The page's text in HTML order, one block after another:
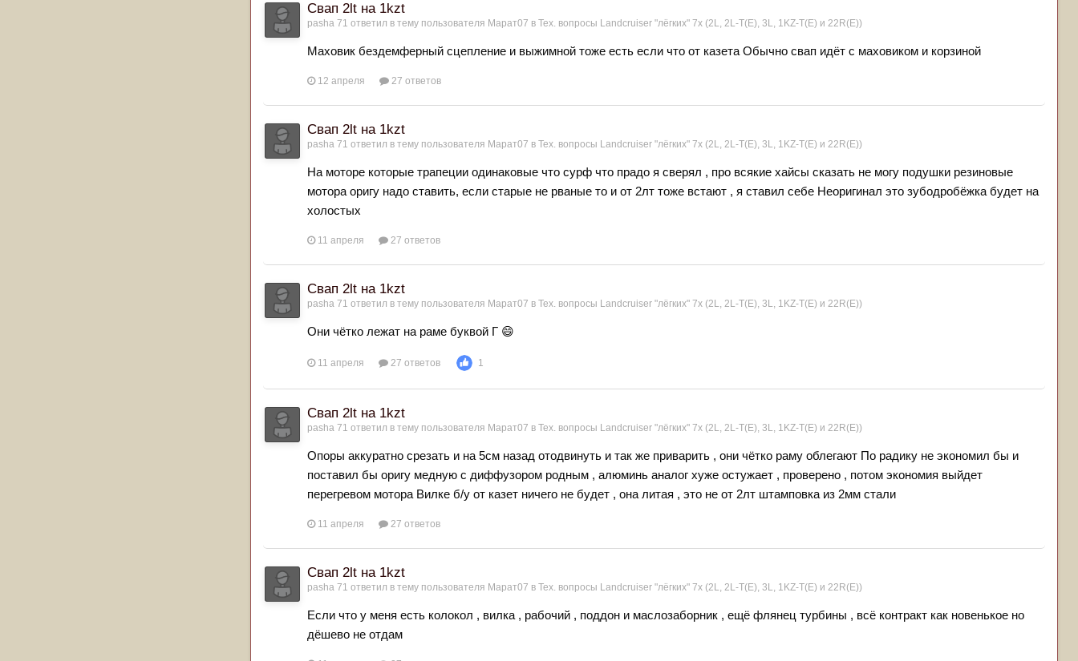
Свап 2lt на 1kzt
pasha 71 ответил в тему пользователя Марат07 в Тех. вопросы Landcruiser "лёгких" 7x (2L, 2L-T(Е), 3L, 1KZ-T(E) и 22R(Е))
Маховик бездемферный сцепление и выжимной тоже есть если что от казета Обычно свап идёт с маховиком и корзиной
12 апреля 27 ответов
Свап 2lt на 1kzt
pasha 71 ответил в тему пользователя Марат07 в Тех. вопросы Landcruiser "лёгких" 7x (2L, 2L-T(Е), 3L, 1KZ-T(E) и 22R(Е))
На моторе которые трапеции одинаковые что сурф что прадо я сверял , про всякие хайсы сказать не могу подушки резиновые
мотора оригу надо ставить, если старые не рваные то и от 2лт тоже встают , я ставил себе Неоригинал это зубодробёжка будет на
холостых
11 апреля 27 ответов
Свап 2lt на 1kzt
pasha 71 ответил в тему пользователя Марат07 в Тех. вопросы Landcruiser "лёгких" 7x (2L, 2L-T(Е), 3L, 1KZ-T(E) и 22R(Е))
Они чётко лежат на раме буквой Г 😄
11 апреля 27 ответов 1
Свап 2lt на 1kzt
pasha 71 ответил в тему пользователя Марат07 в Тех. вопросы Landcruiser "лёгких" 7x (2L, 2L-T(Е), 3L, 1KZ-T(E) и 22R(Е))
Опоры аккуратно срезать и на 5см назад отодвинуть и так же приварить , они чётко раму облегают По радику не экономил бы и
поставил бы оригу медную с диффузором родным , алюминь аналог хуже остужает , проверено , потом экономия выйдет
перегревом мотора Вилке б/у от казет ничего не будет , она литая , это не от 2лт штамповка из 2мм стали
11 апреля 27 ответов
Свап 2lt на 1kzt
pasha 71 ответил в тему пользователя Марат07 в Тех. вопросы Landcruiser "лёгких" 7x (2L, 2L-T(Е), 3L, 1KZ-T(E) и 22R(Е))
Если что у меня есть колокол , вилка , рабочий , поддон и маслозаборник , ещё флянец турбины , всё контракт как новенькое но
дёшево не отдам